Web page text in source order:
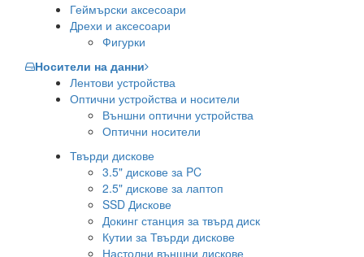
Геймърски аксесоари
Дрехи и аксесоари
Фигурки
Носители на данни
Лентови устройства
Оптични устройства и носители
Външни оптични устройства
Оптични носители
Твърди дискове
3.5" дискове за PC
2.5" дискове за лаптоп
SSD Дискове
Докинг станция за твърд диск
Кутии за Твърди дискове
Настолни външни дискове